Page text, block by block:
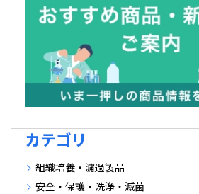
カテゴリ
組織培養・濾過製品
安全・保護・洗浄・滅菌